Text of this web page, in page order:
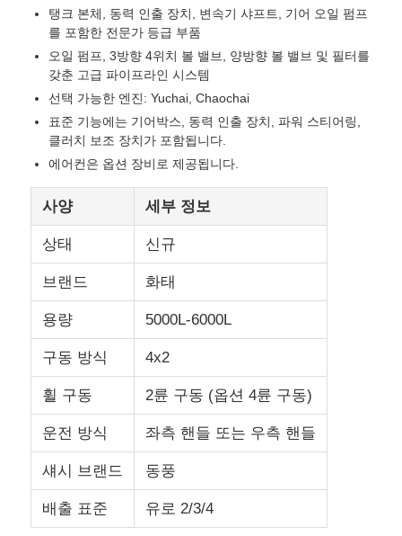
연료 유조선 트럭
ISO (국제 표준화 기구) 탱크 용기
위생 청소용 트럭
냉장 박스 트럭
하크 팔 쓰레기 트럭
특수 차량 부품
위생 전기 삼륜자동차
화물 트럭
탱크 본체, 동력 인출 장치, 변속기 샤프트, 기어 오일 펌프
를 포함한 전문가 등급 부품
오일 펌프, 3방향 4위치 볼 밸브, 양방향 볼 밸브 및 필터를
갖춘 고급 파이프라인 시스템
선택 가능한 엔진: Yuchai, Chaochai
표준 기능에는 기어박스, 동력 인출 장치, 파워 스티어링,
클러치 보조 장치가 포함됩니다.
에어컨은 옵션 장비로 제공됩니다.
사양 세부 정보
상태 신규
브랜드 화태
용량 5000L-6000L
구동 방식 4x2
휠 구동 2륜 구동 (옵션 4륜 구동)
운전 방식 좌측 핸들 또는 우측 핸들
섀시 브랜드 동풍
배출 표준 유로 2/3/4